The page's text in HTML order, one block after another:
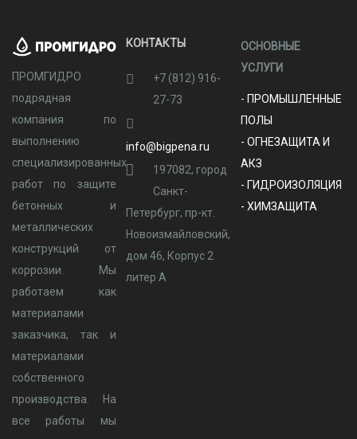
ПРОМГИДРО
подрядная
компания по
выполнению
специализированных
работ по защите
бетонных и
металлических
конструкций от
коррозии. Мы
работаем как
материалами
заказчика, так и
материалами
собственного
производства. На
все работы мы
КОНТАКТЫ
+7 (812) 916-
27-73
info@bigpena.ru
197082, город
Санкт-
Петербург, пр-кт.
Новоизмайловский,
дом 46, Корпус 2
литер А
ОСНОВНЫЕ
УСЛУГИ
- ПРОМЫШЛЕННЫЕ
ПОЛЫ
- ОГНЕЗАЩИТА И
АКЗ
- ГИДРОИЗОЛЯЦИЯ
- ХИМЗАЩИТА